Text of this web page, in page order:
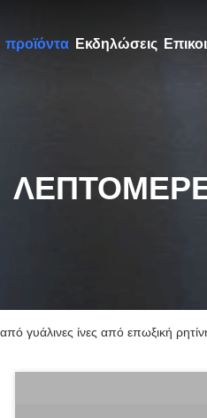
προϊόντα Εκδηλώσεις
γυάλινες ίνες από επωξική